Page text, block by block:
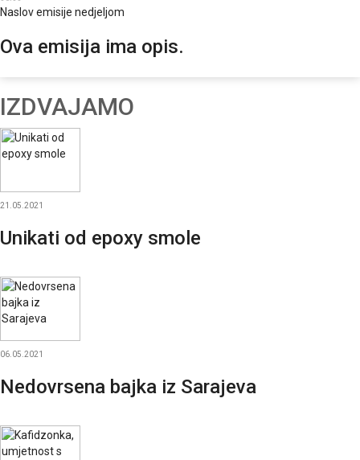
Naslov emisije nedjeljom
Ova emisija ima opis.
IZDVAJAMO
21.05.2021
Unikati od epoxy smole
06.05.2021
Nedovrsena bajka iz Sarajeva